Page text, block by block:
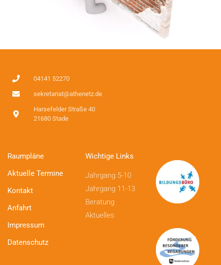
04141 52270
sekretariat@athenetz.de
Harsefelder Straße 40
21680 Stade
Raumpläne
Aktuelle Termine
Kontakt
Anfahrt
Impressum
Datenschutz
Wichtige Links
Jahrgang 5-10
Jahrgang 11-13
Beratung
Aktuelles